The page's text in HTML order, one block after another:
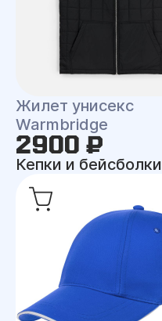
Жилет унисекс
Warmbridge
2900 ₽
Кепки и бейсболки